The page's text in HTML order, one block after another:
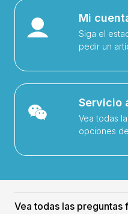
Mi
Siga el
pedir un
Servicio
Vea todas
opciones
Vea todas las